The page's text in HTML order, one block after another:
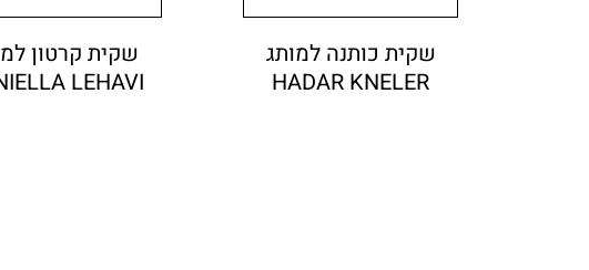
שקית כותנה למותג
HADAR KNELER
שקית קרטון
LEHAVI